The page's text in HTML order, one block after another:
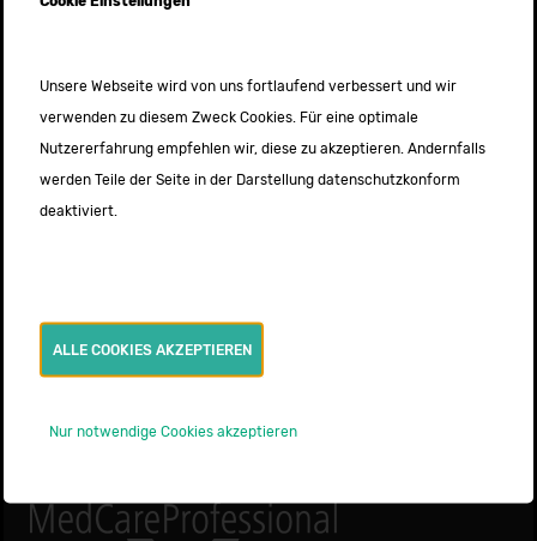
Akkuvac Rescue Suction Unit
Unsere Webseite wird von uns fortlaufend verbessert und wir
verwenden zu diesem Zweck Cookies. Für eine optimale
Nutzererfahrung empfehlen wir, diese zu akzeptieren. Andernfalls
werden Teile der Seite in der Darstellung datenschutzkonform
deaktiviert.
ALLE COOKIES AKZEPTIEREN
Nur notwendige Cookies akzeptieren